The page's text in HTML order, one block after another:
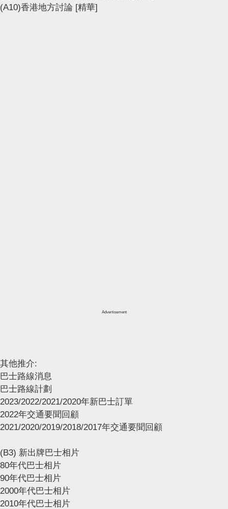
(A10)香港地方討論 [精華]
Advertisement
其他推介:
巴士路線消息
巴士路線計劃
2023/2022/2021/2020年新巴士訂單
2022年交通要聞回顧
2021/2020/2019/2018/2017年交通要聞回顧
(B3) 新出牌巴士相片
80年代巴士相片
90年代巴士相片
2000年代巴士相片
2010年代巴士相片